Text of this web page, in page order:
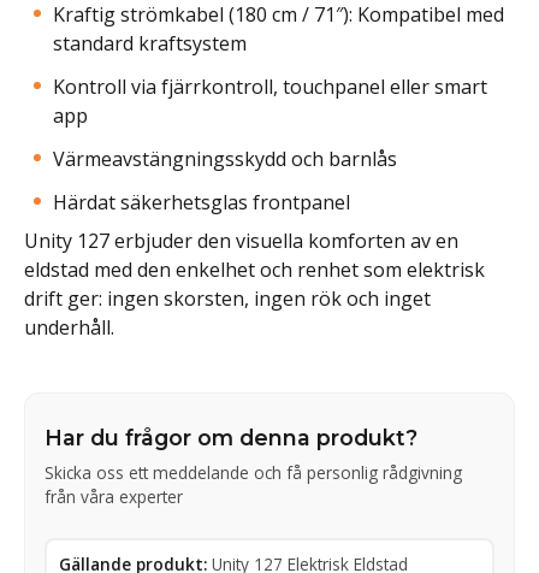
Kraftig strömkabel (180 cm / 71″): Kompatibel med
standard kraftsystem
Kontroll via fjärrkontroll, touchpanel eller smart
app
Värmeavstängningsskydd och barnlås
Härdat säkerhetsglas frontpanel
Unity 127 erbjuder den visuella komforten av en
eldstad med den enkelhet och renhet som elektrisk
drift ger: ingen skorsten, ingen rök och inget
underhåll.
Har du frågor om denna produkt?
Skicka oss ett meddelande och få personlig rådgivning
från våra experter
Gällande produkt: Unity 127 Elektrisk Eldstad